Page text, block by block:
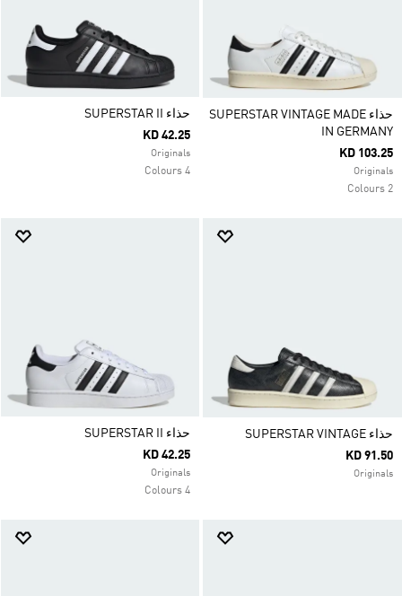
حذاء SUPERSTAR VINTAGE MADE
IN GERMANY
KD 103.25
Originals
2 Colours
حذاء SUPERSTAR II
KD 42.25
Originals
4 Colours
حذاء SUPERSTAR VINTAGE
KD 91.50
Originals
حذاء SUPERSTAR II
KD 42.25
Originals
4 Colours